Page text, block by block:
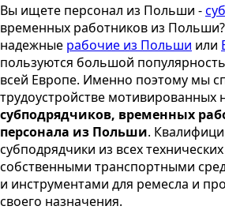
Вы ищете персонал из Польши -
временных работников из
надежные рабочие из Польши или
пользуются большой
всей Европе. Именно поэтому мы
трудоустройстве
субподрядчиков, временных
персонала из Польши.
субподрядчики из всех
собственными транспортными
и инструментами для ремесла и
своего назначения.